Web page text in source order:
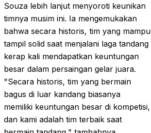
Souza lebih lanjut menyoroti keunikan
timnya musim ini. Ia mengemukakan
bahwa secara historis, tim yang mampu
tampil solid saat menjalani laga tandang
kerap kali mendapatkan keuntungan
besar dalam persaingan gelar juara.
"Secara historis, tim yang bermain
bagus di luar kandang biasanya
memiliki keuntungan besar di kompetisi,
dan kami adalah tim terbaik saat